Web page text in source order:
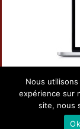
Nous
expérience sur
site, nous
Ok